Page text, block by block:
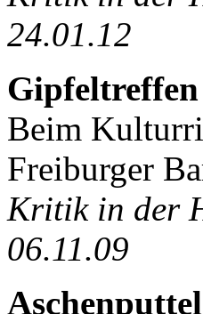
24.01.12
Beim
Freiburger
Kritik in der
06.11.09